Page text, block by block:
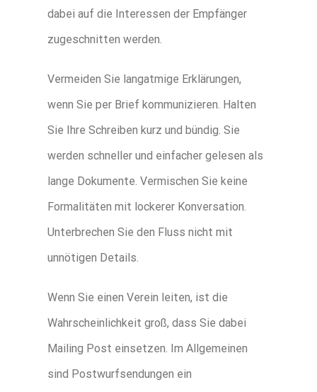
dabei auf die Interessen der Empfänger
zugeschnitten werden.
Vermeiden Sie langatmige Erklärungen,
wenn Sie per Brief kommunizieren. Halten
Sie Ihre Schreiben kurz und bündig. Sie
werden schneller und einfacher gelesen als
lange Dokumente. Vermischen Sie keine
Formalitäten mit lockerer Konversation.
Unterbrechen Sie den Fluss nicht mit
unnötigen Details.
Wenn Sie einen Verein leiten, ist die
Wahrscheinlichkeit groß, dass Sie dabei
Mailing Post einsetzen. Im Allgemeinen
sind Postwurfsendungen ein